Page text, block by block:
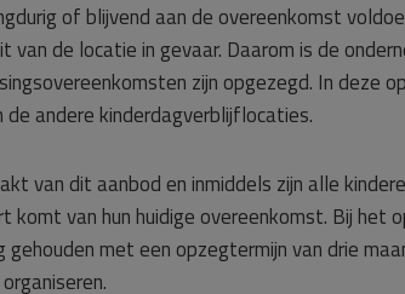
of blijvend aan de overeenkomst
de locatie in gevaar. Daarom is de
zijn opgezegd. In deze
andere kinderdagverblijflocaties.
van dit aanbod en inmiddels zijn alle
komt van hun huidige overeenkomst. Bij het
met een opzegtermijn van drie